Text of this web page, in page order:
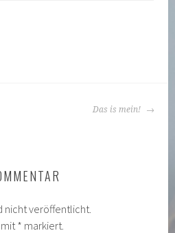
Das is mein!
nicht veröffentlicht.
* markiert.